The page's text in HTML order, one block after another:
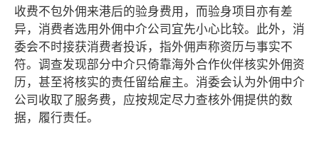
收费不包外佣来港后的验身费用，而验身项目亦有差
异，消费者选用外佣中介公司宜先小心比较。此外，消
委会不时接获消费者投诉，指外佣声称资历与事实不
符。调查发现部分中介只倚靠海外合作伙伴核实外佣资
历，甚至将核实的责任留给雇主。消委会认为外佣中介
公司收取了服务费，应按规定尽力查核外佣提供的数
据，履行责任。